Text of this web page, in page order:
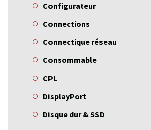
Configurateur
Connections
Connectique réseau
Consommable
CPL
DisplayPort
Disque dur & SSD